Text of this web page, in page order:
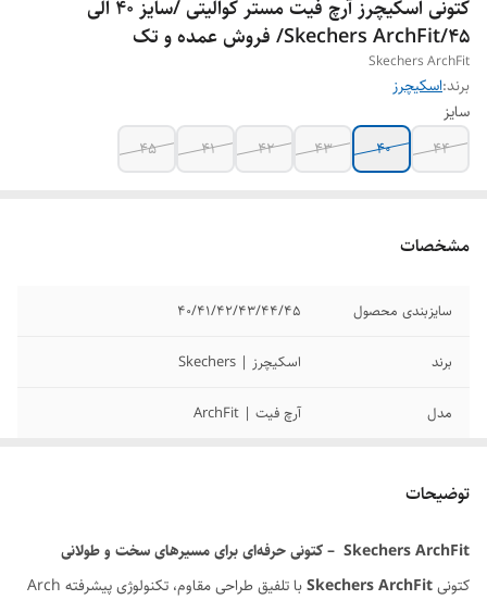
کتونی اسکیچرز آرچ فیت مستر کوالیتی /سایز 40 الی
45/Skechers ArchFit/ فروش عمده و تک
Skechers ArchFit
برند:اسکیچرز
سایز
44
40
43
42
41
45
مشخصات
سایزبندی محصول 40/41/42/43/44/45
برند اسکیچرز | Skechers
مدل آرچ فیت | ArchFit
توضیحات
Skechers ArchFit – کتونی حرفه‌ای برای مسیرهای سخت و طولانی
کتونیSkechers ArchFit
با تلفیق طراحی مقاوم، تکنولوژی پیشرفته Arch